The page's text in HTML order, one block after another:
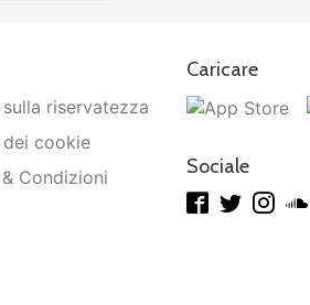
riservatezza
cookie
Condizioni
Caricare
Sociale